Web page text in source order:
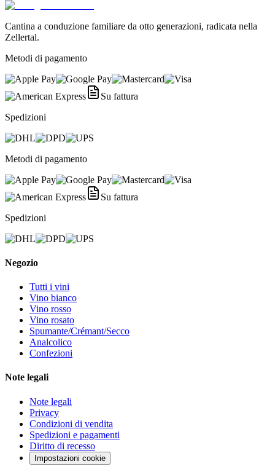
Cantina a conduzione familiare da otto generazioni, radicata nella
Zellertal.
Metodi di pagamento
Su fattura
Spedizioni
Metodi di pagamento
Su fattura
Spedizioni
Negozio
Tutti i vini
Vino bianco
Vino rosso
Vino rosato
Spumante/Crémant/Secco
Analcolico
Confezioni
Note legali
Note legali
Privacy
Condizioni di vendita
Spedizioni e pagamenti
Diritto di recesso
Impostazioni cookie